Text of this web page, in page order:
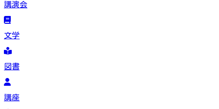
講演会
文学
図書
講座